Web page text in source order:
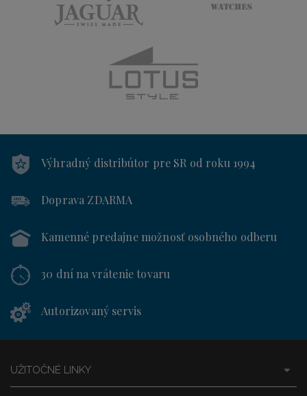
Výhradný distribútor pre SR od roku 1994
Doprava ZDARMA
Kamenné predajnemožnosť osobného odberu
30 dní na vrátenie tovaru
Autorizovaný servis
UŽITOČNÉ LINKY